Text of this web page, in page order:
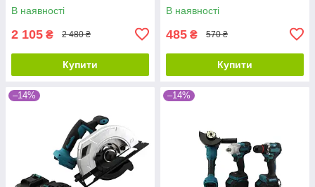
В наявності
2 105 ₴ 2 480 ₴
Купити
В наявності
485 ₴ 570 ₴
Купити
–14% –14%